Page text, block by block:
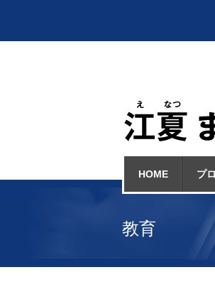
HOME プ
教育